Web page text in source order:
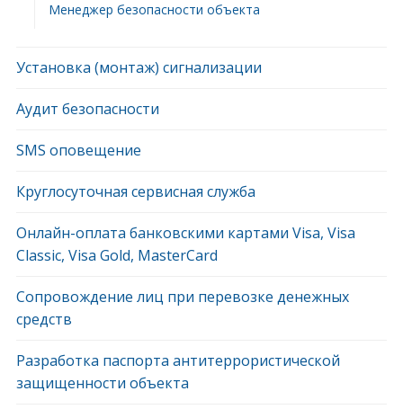
Менеджер безопасности объекта
Установка (монтаж) сигнализации
Аудит безопасности
SMS оповещение
Круглосуточная сервисная служба
Онлайн-оплата банковскими картами Visa, Visa
Classic, Visa Gold, MasterCard
Сопровождение лиц при перевозке денежных
средств
Разработка паспорта антитеррористической
защищенности объекта